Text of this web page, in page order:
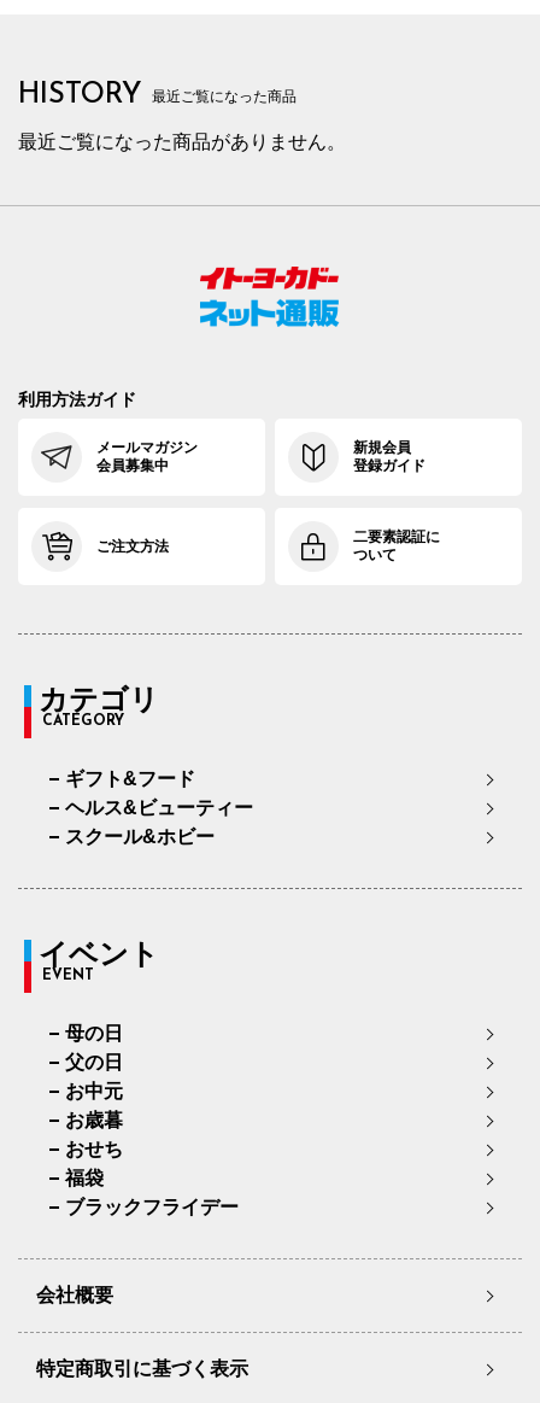
HISTORY 最近ご覧になった商品
最近ご覧になった商品がありません。
利用方法ガイド
メールマガジン
会員募集中
新規会員
登録ガイド
ご注文方法
二要素認証に
ついて
カテゴリ
CATEGORY
ギフト&フード
ヘルス&ビューティー
スクール&ホビー
イベント
EVENT
母の日
父の日
お中元
お歳暮
おせち
福袋
ブラックフライデー
会社概要
特定商取引に基づく表示